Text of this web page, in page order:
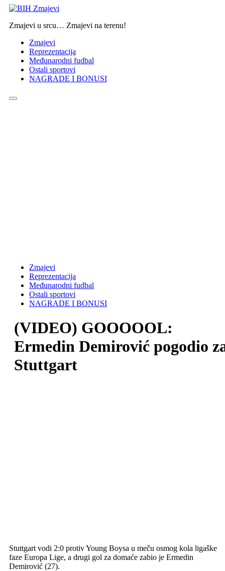
Skip
content
Zmajevi u srcu… Zmajevi na terenu!
Zmajevi
Reprezentacija
Međunarodni fudbal
Ostali sportovi
NAGRADE I BONUSI
Zmajevi
Reprezentacija
Međunarodni fudbal
Ostali sportovi
NAGRADE I BONUSI
(VIDEO) GOOOOOL:
Ermedin Demirović pogodio
Stuttgart
Stuttgart vodi 2:0 protiv Young Boysa u meču osmog kola ligaške
faze Europa Lige, a drugi gol za domaće zabio je Ermedin
Demirović (27).